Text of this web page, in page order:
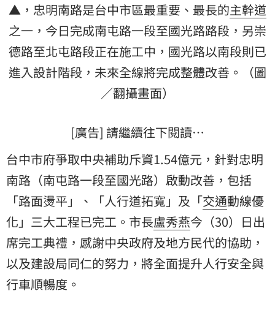
▲，忠明南路是台中市區最重要、最長的主幹道
之一，今日完成南屯路一段至國光路路段，另崇
德路至北屯路段正在施工中，國光路以南段則已
進入設計階段，未來全線將完成整體改善。（圖
／翻攝畫面）
[廣告] 請繼續往下閱讀…
台中市府爭取中央補助斥資1.54億元，針對忠明
南路（南屯路一段至國光路）啟動改善，包括
「路面燙平」、「人行道拓寬」及「交通動線優
化」三大工程已完工。市長盧秀燕今（30）日出
席完工典禮，感謝中央政府及地方民代的協助，
以及建設局同仁的努力，將全面提升人行安全與
行車順暢度。